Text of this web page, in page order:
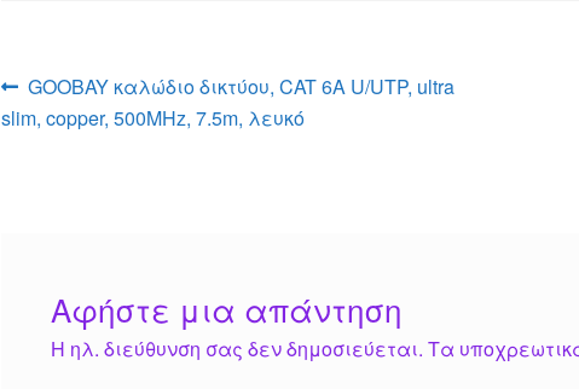
n
g
A
p
g
e
st b
Πλοήγηση
άρθρων
Προηγούμενο
άρθρο:
GOOBAY καλώδιο δικτύου, CAT 6A U/UTP, ultra
slim, copper, 500MHz, 7.5m, λευκό
Αφήστε μια απάντηση
Η ηλ. διεύθυνση σας δεν δημοσιεύεται. Τα